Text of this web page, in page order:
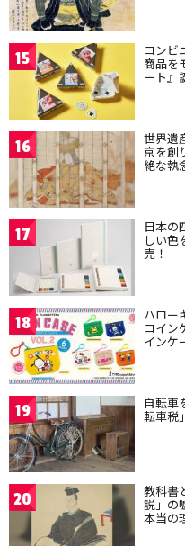
15 コンビ
商品を
ート』
16 世界遺
京を創
絶な執
17 日本の
しい色
売！
18 ハロー
コイン
インケ
19 自転車
転車税
20 教科書
説」の
本当の